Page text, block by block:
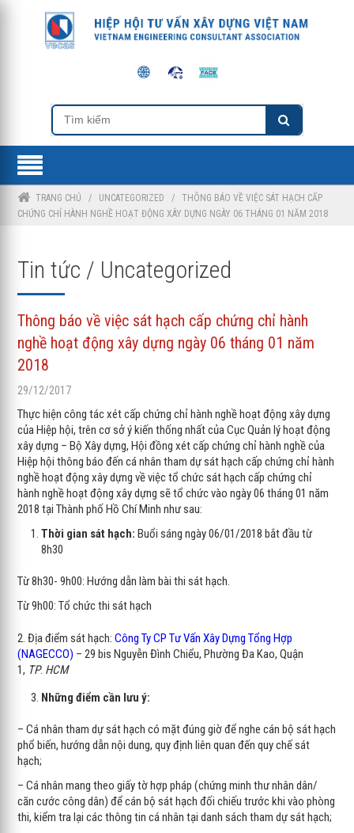
TRANG CHỦ / UNCATEGORIZED /THÔNG BÁO VỀ VIỆC SÁT HẠCH CẤP
CHỨNG CHỈ HÀNH NGHỀ HOẠT ĐỘNG XÂY DỰNG NGÀY 06 THÁNG 01 NĂM 2018
Tin tức / Uncategorized
Thông báo về việc sát hạch cấp chứng chỉ hành
nghề hoạt động xây dựng ngày 06 tháng 01 năm
2018
29/12/2017
Thực hiện công tác xét cấp chứng chỉ hành nghề hoạt động xây dựng
của Hiệp hội, trên cơ sở ý kiến thống nhất của Cục Quản lý hoạt động
xây dựng – Bộ Xây dựng, Hội đồng xét cấp chứng chỉ hành nghề của
Hiệp hội thông báo đến cá nhân tham dự sát hạch cấp chứng chỉ hành
nghề hoạt động xây dựng về việc tổ chức sát hạch cấp chứng chỉ
hành nghề hoạt động xây dựng sẽ tổ chức vào ngày 06 tháng 01 năm
2018 tại Thành phố Hồ Chí Minh như sau:
Thời gian sát hạch: Buổi sáng ngày 06/01/2018 bắt đầu từ
8h30
Từ 8h30- 9h00: Hướng dẫn làm bài thi sát hạch.
Từ 9h00: Tổ chức thi sát hạch
2. Địa điểm sát hạch:Công Ty CP Tư Vấn Xây Dựng Tổng Hợp
(NAGECCO) – 29 bis Nguyễn Đình Chiểu, Phường Đa Kao, Quận
1, TP. HCM
Những điểm cần lưu ý:
– Cá nhân tham dự sát hạch có mặt đúng giờ để nghe cán bộ sát hạch
phổ biến, hướng dẫn nội dung, quy định liên quan đến quy chế sát
hạch;
– Cá nhân mang theo giấy tờ hợp pháp (chứng minh thư nhân dân/
căn cước công dân) để cán bộ sát hạch đối chiếu trước khi vào phòng
thi, kiểm tra lại các thông tin cá nhân tại danh sách tham dự sát hạch;